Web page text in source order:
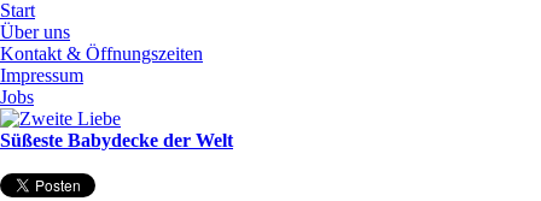
Start
Über uns
Kontakt & Öffnungszeiten
Impressum
Jobs
Süßeste Babydecke der Welt